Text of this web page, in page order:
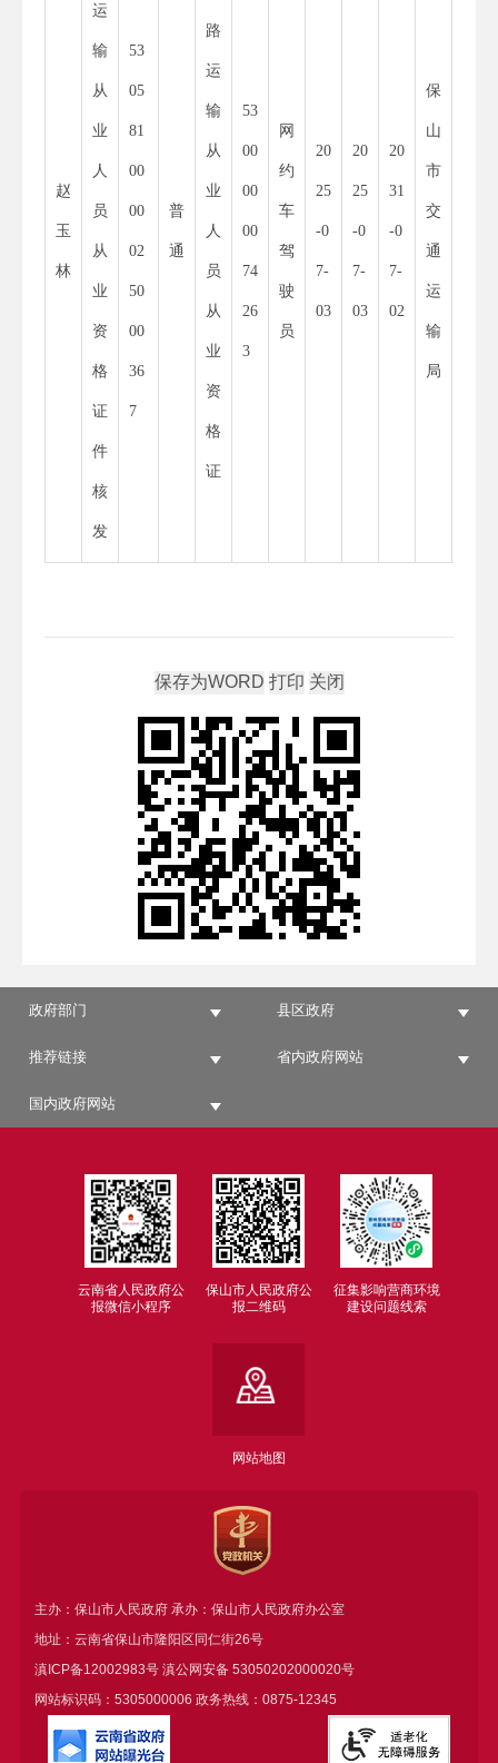
赵
玉
林
运
输
从
业
人
员
从
业
资
格
证
件
核
发
53
05
81
00
00
02
50
00
36
7
普
通
路
运
输
从
业
人
员
从
业
资
格
证
53
00
00
00
74
26
3
网
约
车
驾
驶
员
20
25
-0
7-
03
20
25
-0
7-
03
20
31
-0
7-
02
保
山
市
交
通
运
输
局
政府部门 县区政府
推荐链接 省内政府网站
国内政府网站
云南省人民政府公
报微信小程序
保山市人民政府公
报二维码
征集影响营商环境
建设问题线索
网站地图
主办：保山市人民政府 承办：保山市人民政府办公室
地址：云南省保山市隆阳区同仁街26号
滇ICP备12002983号滇公网安备 53050202000020号
网站标识码：5305000006 政务热线：0875-12345